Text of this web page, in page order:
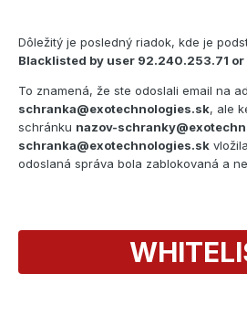
Dôležitý je posledný riadok, kde je
Blacklisted by user 92.240.253.71
To znamená, že ste odoslali email na
schranka@exotechnologies.sk, ale
schránku nazov-
schranka@exotechnologies.sk
odoslaná správa bola zablokovaná a